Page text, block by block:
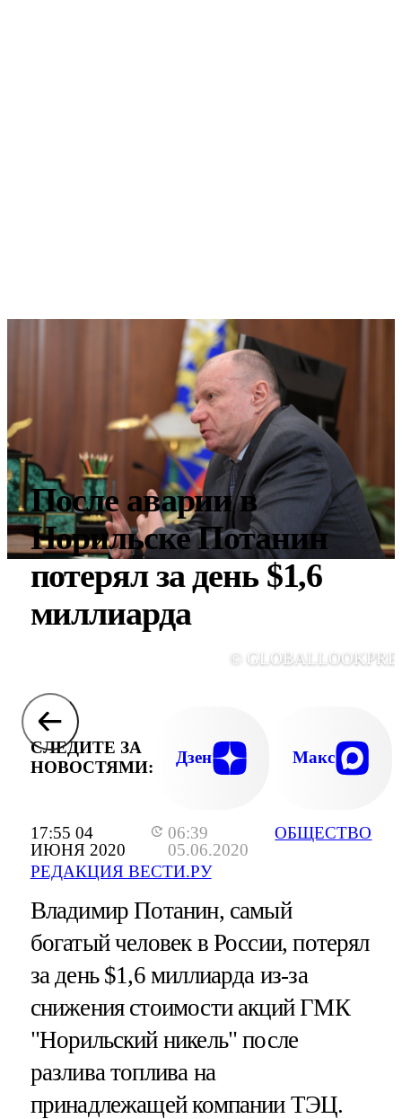
17:55 04
ИЮНЯ 2020
06:39
05.06.2020
РЕДАКЦИЯ ВЕСТИ.РУ
ОБЩЕСТВО
После аварии в
Норильске Потанин
потерял за день $1,6
миллиарда
©
СЛЕДИТЕ ЗА
НОВОСТЯМИ:
Дзен Макс
Владимир Потанин, самый
богатый человек в России, потерял
за день $1,6 миллиарда из-за
снижения стоимости акций ГМК
"Норильский никель" после
разлива топлива на
принадлежащей компании ТЭЦ.